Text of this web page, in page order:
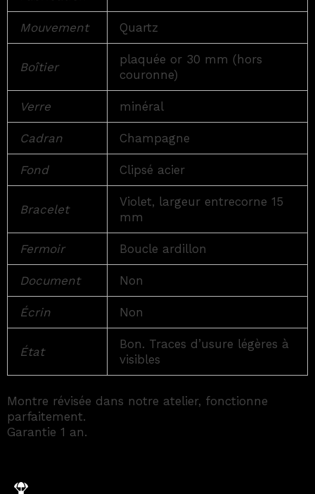
Mouvement Quartz
Boîtier
plaquée or 30 mm (hors
couronne)
Verre minéral
Cadran Champagne
Fond Clipsé acier
Bracelet
Violet, largeur entrecorne 15
mm
Fermoir Boucle ardillon
Document Non
Écrin Non
État
Bon. Traces d’usure légères à
visibles
Montre révisée dans notre atelier, fonctionne
parfaitement.
Garantie 1 an.